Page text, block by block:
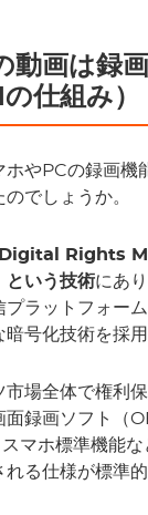
画は録
仕組み）
ホやPCの録画機
でしょうか。
Digital Rights
という技術にあ
プラットフォー
号化技術を採用
場全体で権利
面録画ソフト（
マホ標準機能な
る仕様が標準